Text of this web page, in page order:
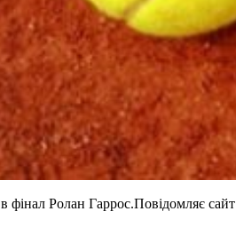
фінал Ролан Гаррос.Повідомляє сайт